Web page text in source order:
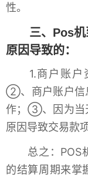
性。
三、Pos机
原因导致的：
1.商户账户资
②、商户账户信
作；③、因为当
原因导致交易款
总之：POS机
的结算周期来掌